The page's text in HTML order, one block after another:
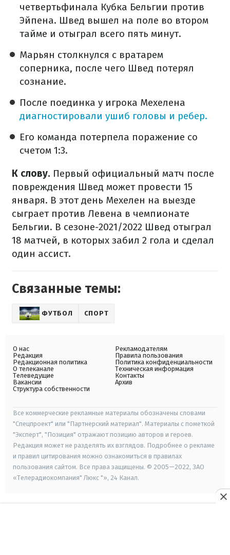
четвертьфинала Кубка Бельгии против
Эйпена. Швед вышел на поле во втором
тайме и отыграл всего пять минут.
Марьян столкнулся с вратарем
соперника, после чего Швед потерял
сознание.
После поединка у игрока Мехелена
диагностировали ушиб головы и ребер.
Его команда потерпела поражение со
счетом 1:3.
К слову. Первый официальный матч после
повреждения Швед может провести 15
января. В этот день Мехелен на выезде
сыграет против Левена в чемпионате
Бельгии. В сезоне-2021/2022 Швед отыграл
18 матчей, в которых забил 2 гола и сделал
один ассист.
Связанные темы:
ФУТБОЛ СПОРТ
О нас
Редакция
Редакционная политика
О телеканале
Телеведущие
Вакансии
Структура собственности
Рекламодателям
Правила пользования
Политика конфиденциальности
Техническая информация
Контакты
Архив
Все коммерческие рекламные материалы обозначены словами
"Спецпроект" или "Партнерский материал". Материалы с пометкой
"Эксперт", "Позиция" отражают позицию авторов и героев.
Редакция может не разделять их взглядов. Подробнее о рекламе
и правил цитирования можно ознакомиться в правилах
пользования сайтом. Все права защищены. © 2005—2022, ЗАО
«Телерадиокомпания" Люкс "», 24 Канал.